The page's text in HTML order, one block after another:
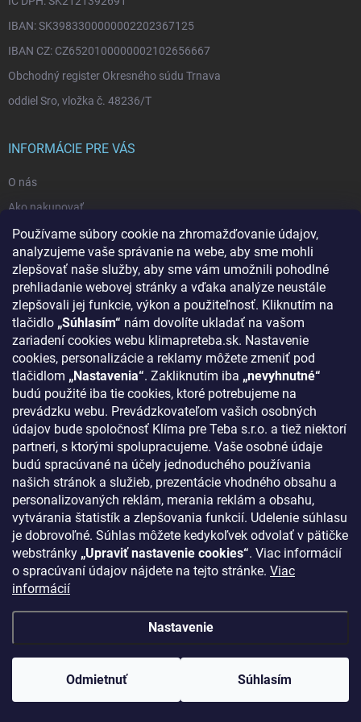
Používame súbory cookie na zhromažďovanie údajov,
analyzujeme vaše správanie na webe, aby sme mohli
zlepšovať naše služby, aby sme vám umožnili pohodlné
prehliadanie webovej stránky a vďaka analýze neustále
zlepšovali jej funkcie, výkon a použiteľnosť. Kliknutím na
tlačidlo „Súhlasím“ nám dovolíte ukladať na vašom
zariadení cookies webu klimapreteba.sk. Nastavenie
cookies, personalizácie a reklamy môžete zmeniť pod
tlačidlom „Nastavenia“. Zakliknutím iba „nevyhnutné“
budú použité iba tie cookies, ktoré potrebujeme na
prevádzku webu. Prevádzkovateľom vašich osobných
údajov bude spoločnosť Klíma pre Teba s.r.o. a tiež niektorí
partneri, s ktorými spolupracujeme. Vaše osobné údaje
budú spracúvané na účely jednoduchého používania
našich stránok a služieb, prezentácie vhodného obsahu a
personalizovaných reklám, merania reklám a obsahu,
vytvárania štatistík a zlepšovania funkcií. Udelenie súhlasu
je dobrovoľné. Súhlas môžete kedykoľvek odvolať v pätičke
webstránky „Upraviť nastavenie cookies“. Viac informácií
o spracúvaní údajov nájdete na tejto stránke. Viac
informácií
Nastavenie
Odmietnuť Súhlasím
IBAN: SK3983300000002202367125
IBAN CZ: CZ6520100000002102656667
Obchodný register Okresného súdu Trnava
oddiel Sro, vložka č. 48236/T
INFORMÁCIE PRE VÁS
O nás
Ako nakupovať
Bonusový systém
Reklamácie a vrátenie tovaru
Blog - najnovšie články
Obchodné podmienky
Podmienky ochrany osobných údajov
Odstúpenie od zmluvy
Kontakty
KONTAKT
klima@klimapreteba.sk
0907 044 080
https://www.facebook.com/klimapreteba.sk
klimapreteba
https://www.youtube.com/@klimapreteba
Copyright 2026Klíma pre Teba s.r.o. . Všetky práva vyhradené.
nastavenie cookies